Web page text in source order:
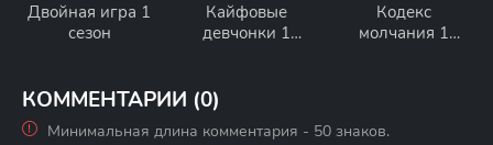
Двойная игра 1
сезон
Кайфовые
девчонки 1
Кодекс
молчания 1
КОММЕНТАРИИ (0)
Минимальная длина комментария - 50 знаков.